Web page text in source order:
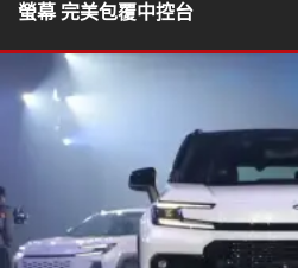
螢幕 完美包覆中控台